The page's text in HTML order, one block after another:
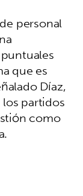
personal
que es
Díaz,
partidos
como